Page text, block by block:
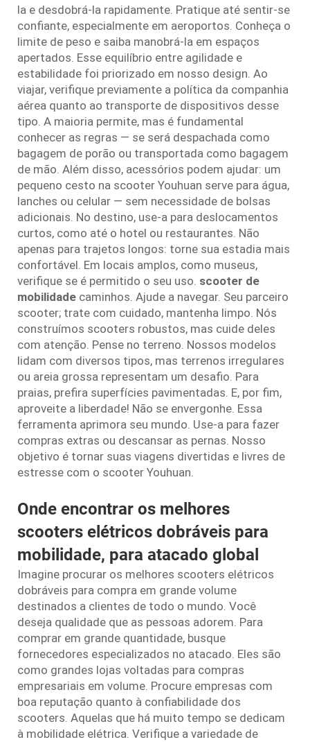
la e desdobrá-la rapidamente. Pratique até sentir-se
confiante, especialmente em aeroportos. Conheça o
limite de peso e saiba manobrá-la em espaços
apertados. Esse equilíbrio entre agilidade e
estabilidade foi priorizado em nosso design. Ao
viajar, verifique previamente a política da companhia
aérea quanto ao transporte de dispositivos desse
tipo. A maioria permite, mas é fundamental
conhecer as regras — se será despachada como
bagagem de porão ou transportada como bagagem
de mão. Além disso, acessórios podem ajudar: um
pequeno cesto na scooter Youhuan serve para água,
lanches ou celular — sem necessidade de bolsas
adicionais. No destino, use-a para deslocamentos
curtos, como até o hotel ou restaurantes. Não
apenas para trajetos longos: torne sua estadia mais
confortável. Em locais amplos, como museus,
verifique se é permitido o seu uso. scooter de
mobilidade caminhos. Ajude a navegar. Seu parceiro
scooter; trate com cuidado, mantenha limpo. Nós
construímos scooters robustos, mas cuide deles
com atenção. Pense no terreno. Nossos modelos
lidam com diversos tipos, mas terrenos irregulares
ou areia grossa representam um desafio. Para
praias, prefira superfícies pavimentadas. E, por fim,
aproveite a liberdade! Não se envergonhe. Essa
ferramenta aprimora seu mundo. Use-a para fazer
compras extras ou descansar as pernas. Nosso
objetivo é tornar suas viagens divertidas e livres de
estresse com o scooter Youhuan.
Onde encontrar os melhores
scooters elétricos dobráveis para
mobilidade, para atacado global
Imagine procurar os melhores scooters elétricos
dobráveis para compra em grande volume
destinados a clientes de todo o mundo. Você
deseja qualidade que as pessoas adorem. Para
comprar em grande quantidade, busque
fornecedores especializados no atacado. Eles são
como grandes lojas voltadas para compras
empresariais em volume. Procure empresas com
boa reputação quanto à confiabilidade dos
scooters. Aquelas que há muito tempo se dedicam
à mobilidade elétrica. Verifique a variedade de